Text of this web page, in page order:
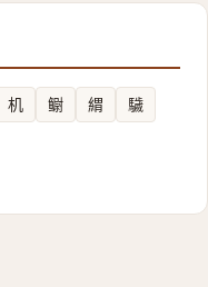
机 鳚 緭
䮹